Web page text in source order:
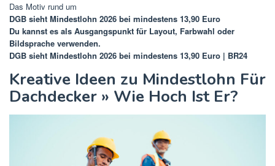
Das Motiv rund um
DGB sieht Mindestlohn 2026 bei mindestens 13,90 Euro
Du kannst es als Ausgangspunkt für Layout, Farbwahl oder
Bildsprache verwenden.
DGB sieht Mindestlohn 2026 bei mindestens 13,90 Euro | BR24
Kreative Ideen zu Mindestlohn Für
Dachdecker » Wie Hoch Ist Er?